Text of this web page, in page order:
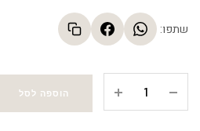
שתפו:
הוספה לסל